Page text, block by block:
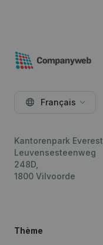
Français
Kantorenpark Everest
Leuvensesteenweg
248D,
1800 Vilvoorde
Thème